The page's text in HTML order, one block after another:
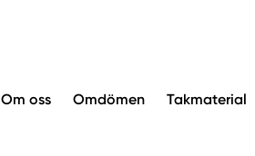
Om oss Omdömen Takmaterial